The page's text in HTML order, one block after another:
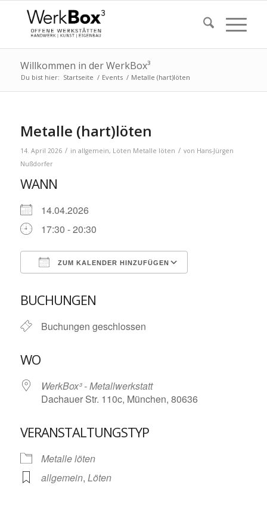
Willkommen in der WerkBox³
Du bist hier: Startseite / Events / Metalle (hart)löten
Metalle (hart)löten
14. April 2026 / in allgemein, Löten Metalle löten / von Hans-Jürgen
Nußdorfer
WANN
14.04.2026
17:30 - 20:30
ZUM KALENDER HINZUFÜGEN
BUCHUNGEN
Buchungen geschlossen
WO
WerkBox³ - Metallwerkstatt
Dachauer Str. 110c, München, 80636
VERANSTALTUNGSTYP
Metalle löten
allgemein, Löten